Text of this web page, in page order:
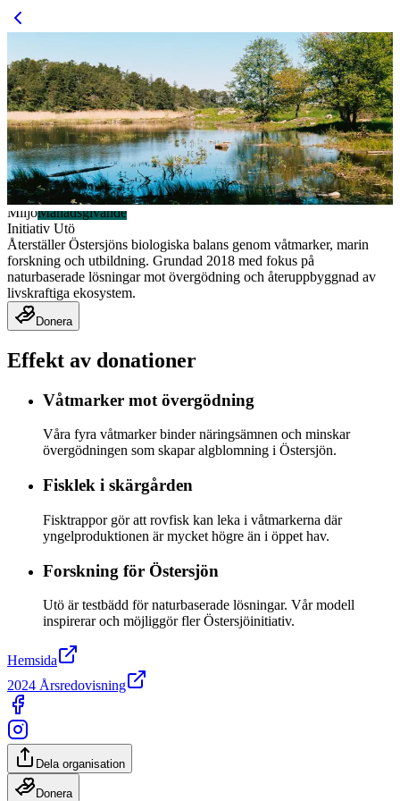
MiljöMånadsgivande
Initiativ Utö
Återställer Östersjöns biologiska balans genom våtmarker, marin
forskning och utbildning. Grundad 2018 med fokus på
naturbaserade lösningar mot övergödning och återuppbyggnad av
livskraftiga ekosystem.
Donera
Effekt av donationer
Våtmarker mot övergödning
Våra fyra våtmarker binder näringsämnen och minskar
övergödningen som skapar algblomning i Östersjön.
Fisklek i skärgården
Fisktrappor gör att rovfisk kan leka i våtmarkerna där
yngelproduktionen är mycket högre än i öppet hav.
Forskning för Östersjön
Utö är testbädd för naturbaserade lösningar. Vår modell
inspirerar och möjliggör fler Östersjöinitiativ.
Hemsida
2024 Årsredovisning
Dela organisation
Donera